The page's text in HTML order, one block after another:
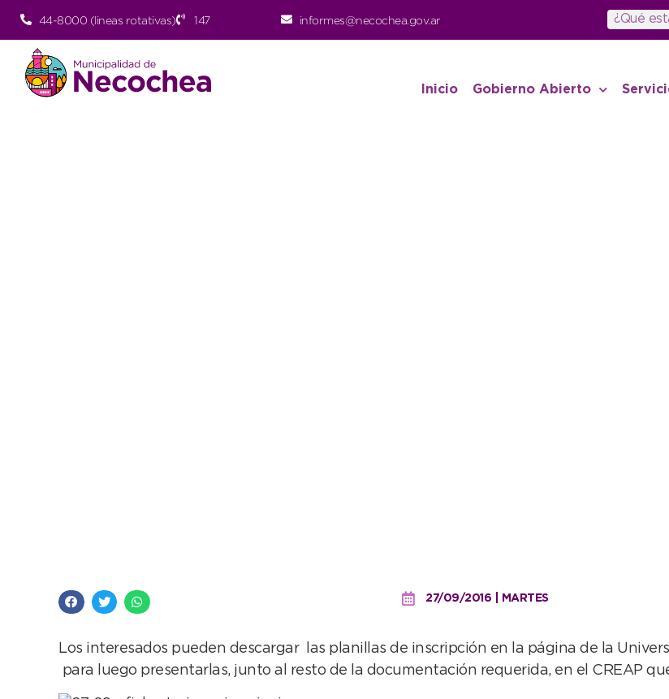
44-8000 (lineas rotativas) 147 informes@necochea.gov.ar
Inicio Gobierno Abierto
27/09/2016 | MARTES
Los interesados pueden descargar las planillas de inscripción en la página de la
para luego presentarlas, junto al resto de la documentación requerida, en el CREAP